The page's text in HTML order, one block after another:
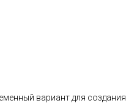
вариант для создания